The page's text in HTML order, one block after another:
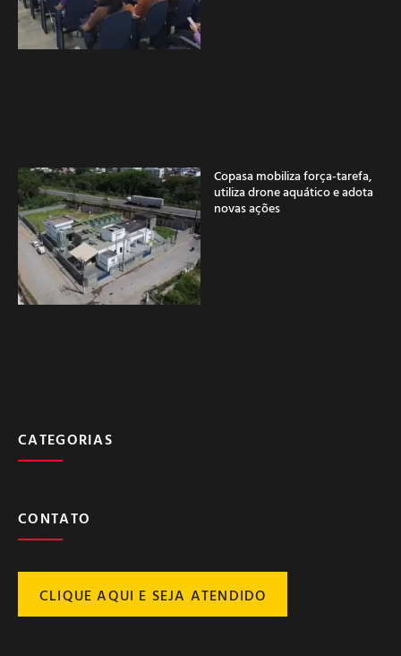
Copasa mobiliza força-tarefa,
utiliza drone aquático e adota
novas ações
CATEGORIAS
CONTATO
CLIQUE AQUI E SEJA ATENDIDO